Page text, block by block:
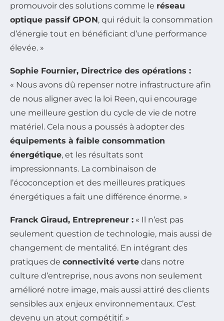
promouvoir des solutions comme le réseau
optique passif GPON, qui réduit la consommation
d’énergie tout en bénéficiant d’une performance
élevée. »
Sophie Fournier, Directrice des opérations :
« Nous avons dû repenser notre infrastructure afin
de nous aligner avec la loi Reen, qui encourage
une meilleure gestion du cycle de vie de notre
matériel. Cela nous a poussés à adopter des
équipements à faible consommation
énergétique, et les résultats sont
impressionnants. La combinaison de
l’écoconception et des meilleures pratiques
énergétiques a fait une différence énorme. »
Franck Giraud, Entrepreneur : « Il n’est pas
seulement question de technologie, mais aussi de
changement de mentalité. En intégrant des
pratiques de connectivité verte dans notre
culture d’entreprise, nous avons non seulement
amélioré notre image, mais aussi attiré des clients
sensibles aux enjeux environnementaux. C’est
devenu un atout compétitif. »